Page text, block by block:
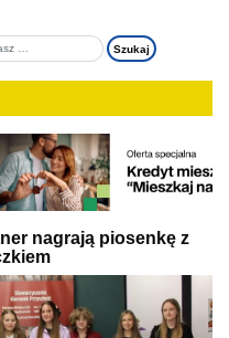
nagrają piosenkę z